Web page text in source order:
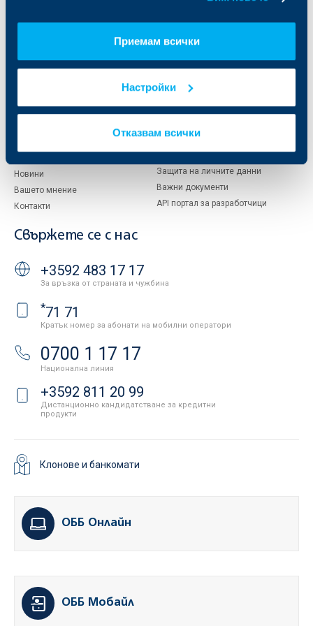
Приемам всички
Настройки
Отказвам всички
Управление
Тарифи и общи условия
Новини
Вашето мнение
Контакти
ОББ Пенсионно осигуряване
ОББ Асет мениджмънт
Продажба на имоти
Условия за ползване на сайта
Бисквитки
Защита на личните данни
Важни документи
API портал за разработчици
Свържете се с нас
+3592 483 17 17
За връзка от страната и чужбина
*71 71
Кратък номер за абонати на мобилни оператори
0700 1 17 17
Национална линия
+3592 811 20 99
Дистанционно кандидатстване за кредитни
продукти
Клонове и банкомати
ОББ Онлайн
ОББ Мобайл